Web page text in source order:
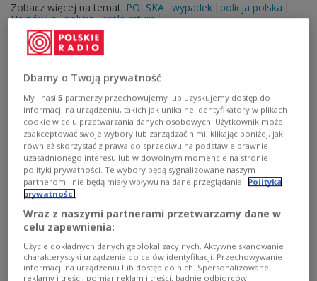
Zobacz więcej na temat: POLSKA wypadek policja polska
Hajnówka policja prokuratura
POLSKIE RADIO 24
"Tworzyliśmy historię"
- W nocy z 30 kwietnia na 1 maja 2004 roku byłem na
moście nad Odrą, łączącym Słubice z Frankfurtem,
razem z niemieckim ministrem spraw zagranicznych
Dbamy o Twoją prywatność
My i nasi5 partnerzy przechowujemy lub uzyskujemy dostęp do
informacji na urządzeniu, takich jak unikalne identyfikatory w plikach
cookie w celu przetwarzania danych osobowych. Użytkownik może
zaakceptować swoje wybory lub zarządzać nimi, klikając poniżej, jak
również skorzystać z prawa do sprzeciwu na podstawie prawnie
uzasadnionego interesu lub w dowolnym momencie na stronie
polityki prywatności. Te wybory będą sygnalizowane naszym
partnerom i nie będą miały wpływu na dane przeglądania. Polityka
prywatności
Wraz z naszymi partnerami przetwarzamy dane w
celu zapewnienia:
Użycie dokładnych danych geolokalizacyjnych. Aktywne skanowanie
charakterystyki urządzenia do celów identyfikacji. Przechowywanie
informacji na urządzeniu lub dostęp do nich. Spersonalizowane
reklamy i treści, pomiar reklam i treści, badnie odbiorców i